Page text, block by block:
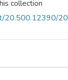
collection
20.500.12390/20